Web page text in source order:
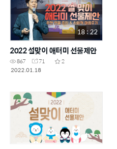
18 : 22
2022 설맞이 애터미 선물제안
867 71
2
2022.01.18